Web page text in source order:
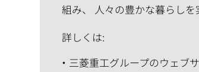
組み、 人々の豊かな暮らしを
詳しくは:
三菱重工グループのウェブ